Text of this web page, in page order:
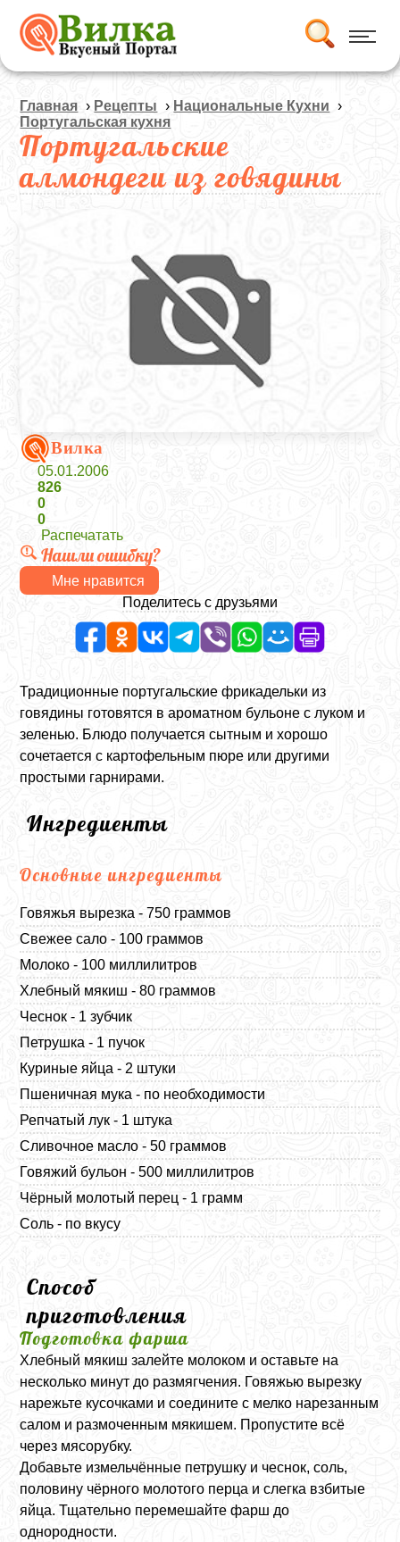
Главная › Рецепты › Национальные Кухни ›
Португальская кухня
Португальские
алмондеги из говядины
Вилка
05.01.2006
826
0
0
Распечатать
Нашли ошибку?
Мне нравится
Поделитесь с друзьями
Традиционные португальские фрикадельки из
говядины готовятся в ароматном бульоне с луком и
зеленью. Блюдо получается сытным и хорошо
сочетается с картофельным пюре или другими
простыми гарнирами.
Ингредиенты
Основные ингредиенты
Говяжья вырезка - 750 граммов
Свежее сало - 100 граммов
Молоко - 100 миллилитров
Хлебный мякиш - 80 граммов
Чеснок - 1 зубчик
Петрушка - 1 пучок
Куриные яйца - 2 штуки
Пшеничная мука - по необходимости
Репчатый лук - 1 штука
Сливочное масло - 50 граммов
Говяжий бульон - 500 миллилитров
Чёрный молотый перец - 1 грамм
Соль - по вкусу
Способ
приготовления
Подготовка фарша
Хлебный мякиш залейте молоком и оставьте на
несколько минут до размягчения. Говяжью вырезку
нарежьте кусочками и соедините с мелко нарезанным
салом и размоченным мякишем. Пропустите всё
через мясорубку.
Добавьте измельчённые петрушку и чеснок, соль,
половину чёрного молотого перца и слегка взбитые
яйца. Тщательно перемешайте фарш до
однородности.